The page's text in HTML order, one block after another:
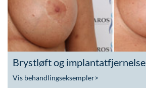
Brystløft og implantatfjernelse
Vis behandlingseksempler>